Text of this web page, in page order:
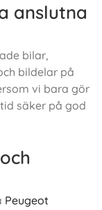
anslutna
bilar,
bildelar på
vi bara gör
säker på god
Peugeot